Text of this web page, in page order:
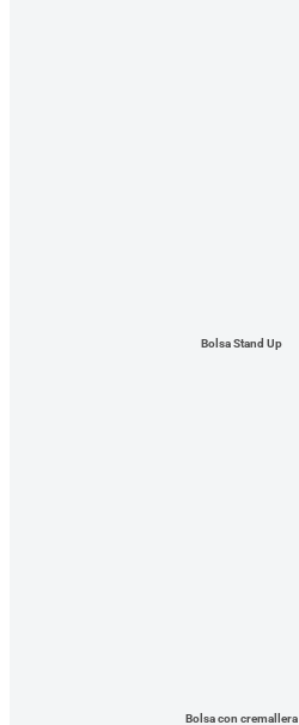
Bolsa Stand Up
Bolsa con cremallera